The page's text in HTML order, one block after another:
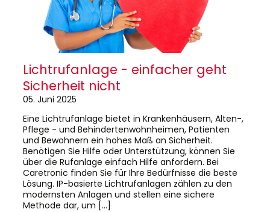
Lichtrufanlage - einfacher geht
Sicherheit nicht
05. Juni 2025
Eine Lichtrufanlage bietet in Krankenhäusern, Alten-,
Pflege - und Behindertenwohnheimen, Patienten
und Bewohnern ein hohes Maß an Sicherheit.
Benötigen Sie Hilfe oder Unterstützung, können Sie
über die Rufanlage einfach Hilfe anfordern. Bei
Caretronic finden Sie für Ihre Bedürfnisse die beste
Lösung. IP-basierte Lichtrufanlagen zählen zu den
modernsten Anlagen und stellen eine sichere
Methode dar, um […]